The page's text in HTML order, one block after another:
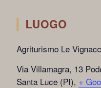
LUOGO
Agriturismo Le
Via Villamagra, 13
Santa Luce (PI), +